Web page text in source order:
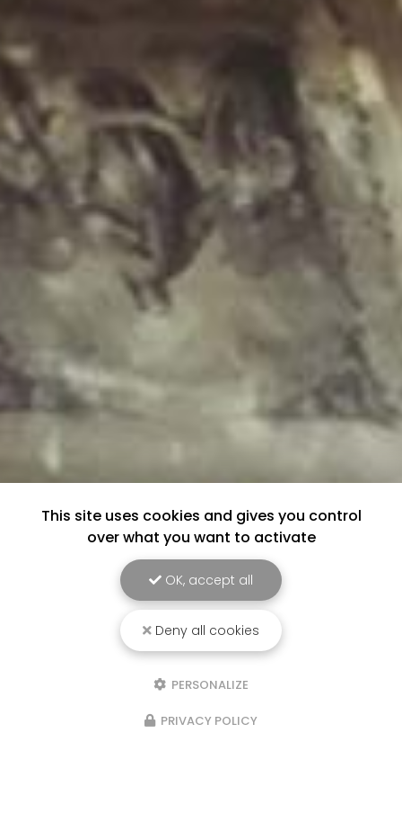
This site uses cookies and gives you control
over what you want to activate
OK, accept all
Deny all cookies
PERSONALIZE
PRIVACY POLICY